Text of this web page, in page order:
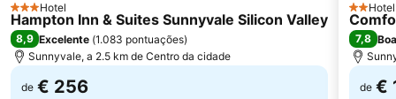
3 Estrelas
Hotel
Hampton Inn & Suites Sunnyvale Silicon Valley
8,9 Excelente (1.083 pontuações)
Sunnyvale, a 2.5 km de Centro da cidade
de € 256
2 Hotel
7,8 Boa
de €